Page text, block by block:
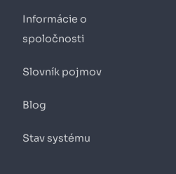
Informácie o
spoločnosti
Slovník pojmov
Blog
Stav systému